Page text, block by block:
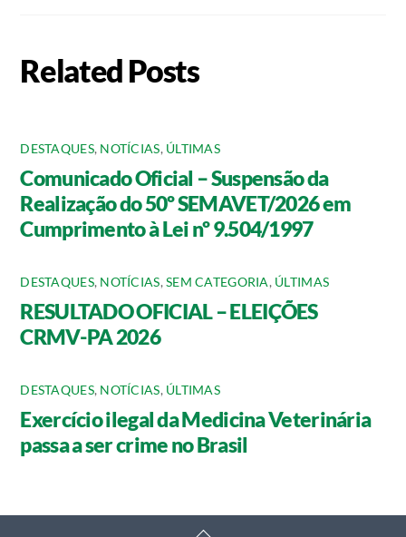
Related Posts
DESTAQUES, NOTÍCIAS, ÚLTIMAS
Comunicado Oficial – Suspensão da
Realização do 50º SEMAVET/2026 em
Cumprimento à Lei nº 9.504/1997
DESTAQUES, NOTÍCIAS,SEM CATEGORIA, ÚLTIMAS
RESULTADO OFICIAL – ELEIÇÕES
CRMV-PA 2026
DESTAQUES, NOTÍCIAS, ÚLTIMAS
Exercício ilegal da Medicina Veterinária
passa a ser crime no Brasil
Back